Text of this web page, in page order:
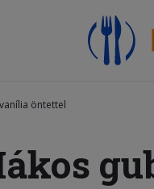
öntettel